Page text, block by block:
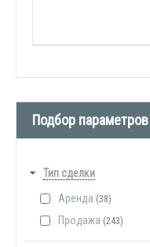
Подбор параметров
Тип сделки
Аренда (38)
Продажа (243)